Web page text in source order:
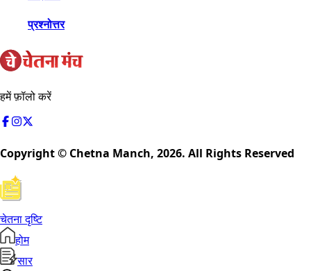
प्रश्नोत्तर
हमें फ़ॉलो करें
Copyright © Chetna Manch, 2026. All Rights Reserved
चेतना दृष्टि
होम
सार